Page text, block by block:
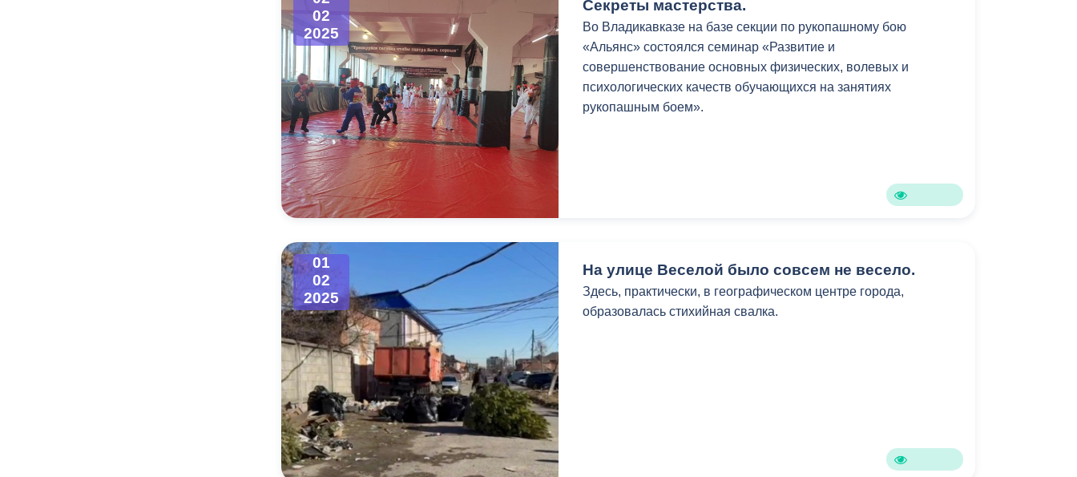
внимательно относиться к территории общего пользования.
Игорь Шаталов отметил, что на территории около домов уже
проведён субботник силами префектуры района.
02
2025
Секреты мастерства.
Во Владикавказе на базе секции по рукопашному бою
«Альянс» состоялся семинар «Развитие и
совершенствование основных физических, волевых и
психологических качеств обучающихся на занятиях
рукопашным боем».
01
02
2025
На улице Веселой было совсем не весело.
Здесь, практически, в географическом центре города,
образовалась стихийная свалка.